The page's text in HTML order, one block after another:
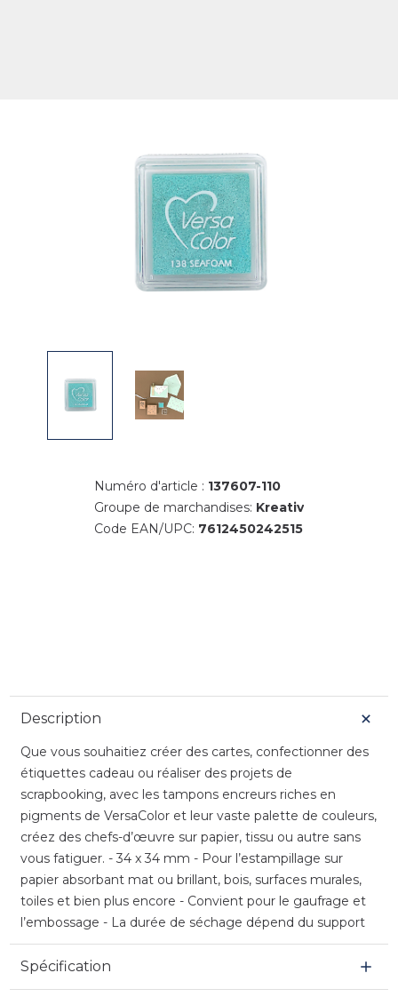
Numéro d'article : 137607-110
Groupe de marchandises: Kreativ
Code EAN/UPC: 7612450242515
Description
Que vous souhaitiez créer des cartes, confectionner des
étiquettes cadeau ou réaliser des projets de
scrapbooking, avec les tampons encreurs riches en
pigments de VersaColor et leur vaste palette de couleurs,
créez des chefs-d’œuvre sur papier, tissu ou autre sans
vous fatiguer. - 34 x 34 mm - Pour l’estampillage sur
papier absorbant mat ou brillant, bois, surfaces murales,
toiles et bien plus encore - Convient pour le gaufrage et
l’embossage - La durée de séchage dépend du support
Spécification